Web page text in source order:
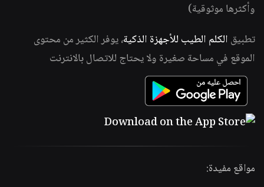
وأكثرها موثوقية)
تطبيق الكلم الطيب للأجهزة الذكية، يوفر الكثير من محتوى
الموقع في مساحة صغيرة ولا يحتاج للاتصال بالانترنت
مواقع مفيدة: